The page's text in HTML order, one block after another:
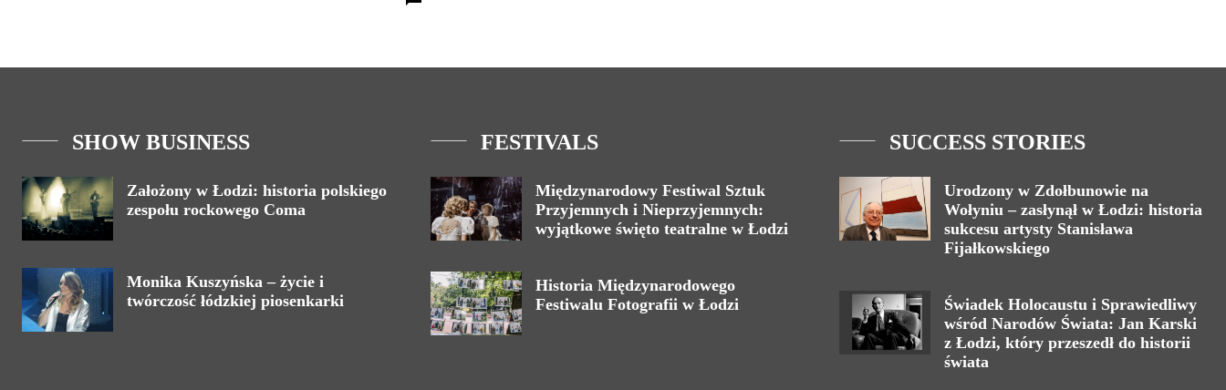
SHOW BUSINESS
Założony w Łodzi: historia polskiego
zespołu rockowego Coma
Monika Kuszyńska – życie i
twórczość łódzkiej piosenkarki
FESTIVALS
Międzynarodowy Festiwal Sztuk
Przyjemnych i Nieprzyjemnych:
wyjątkowe święto teatralne w Łodzi
Historia Międzynarodowego
Festiwalu Fotografii w Łodzi
SUCCESS STORIES
Urodzony w Zdołbunowie na
Wołyniu – zasłynął w Łodzi: historia
sukcesu artysty Stanisława
Fijałkowskiego
Świadek Holocaustu i Sprawiedliwy
wśród Narodów Świata: Jan Karski
z Łodzi, który przeszedł do historii
świata